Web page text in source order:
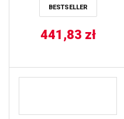
BESTSELLER
441,83 zł